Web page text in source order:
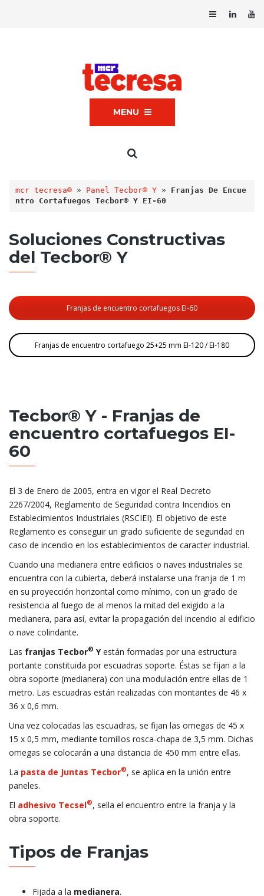
MENU
mcr tecresa® » Panel Tecbor® Y » Franjas De Encue
ntro Cortafuegos Tecbor® Y EI-60
Soluciones Constructivas
del Tecbor® Y
Franjas de encuentro cortafuegos EI-60
Franjas de encuentro cortafuego 25+25 mm EI-120 / EI-180
Tecbor® Y - Franjas de
encuentro cortafuegos EI-
60
El 3 de Enero de 2005, entra en vigor el Real Decreto
2267/2004, Reglamento de Seguridad contra Incendios en
Establecimientos Industriales (RSCIEI). El objetivo de este
Reglamento es conseguir un grado suficiente de seguridad en
caso de incendio en los establecimientos de caracter industrial.
Cuando una medianera entre edificios o naves industriales se
encuentra con la cubierta, deberá instalarse una franja de 1 m
en su proyección horizontal como mínimo, con un grado de
resistencia al fuego de al menos la mitad del exigido a la
medianera, para así, evitar la propagación del incendio al edificio
o nave colindante.
Las franjas Tecbor® Yestán formadas por una estructura
portante constituida por escuadras soporte. Éstas se fijan a la
obra soporte (medianera) con una modulación entre ellas de 1
metro. Las escuadras están realizadas con montantes de 46 x
36 x 0,6 mm.
Una vez colocadas las escuadras, se fijan las omegas de 45 x
15 x 0,5 mm, mediante tornillos rosca-chapa de 3,5 mm. Dichas
omegas se colocarán a una distancia de 450 mm entre ellas.
La pasta de Juntas Tecbor®, se aplica en la unión entre
paneles.
El adhesivo Tecsel®, sella el encuentro entre la franja y la
obra soporte.
Tipos de Franjas
Fijada a la medianera.